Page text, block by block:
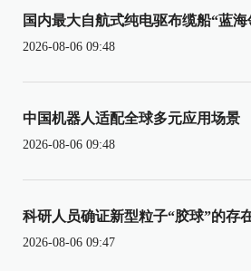
国内最大自航式纯电驱布缆船“蓝
2026-08-06 09:48
中国机器人适配全球多元应用场景
2026-08-06 09:48
科研人员确证新型粒子“胶球”的存
2026-08-06 09:47